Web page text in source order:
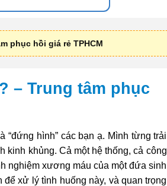
phục hồi giá rẻ TPHCM
– Trung tâm phục
“đứng hình” các bạn ạ. Mình từng trải
kinh khủng. Cả một hệ thống, cả công
nghiệm xương máu của một đứa sinh
xử lý tình huống này, và quan trọng